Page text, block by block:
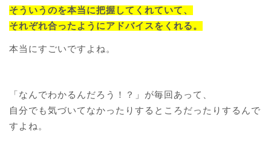
そういうのを本当に把握してくれていて、
それぞれ合ったようにアドバイスをくれる。
本当にすごいですよね。
「なんでわかるんだろう！？」が毎回あって、
自分でも気づいてなかったりするところだったりするんで
すよね。